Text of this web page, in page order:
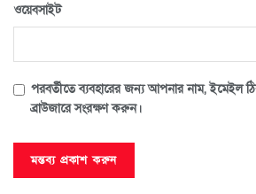
ওয়েবসাইট
পরবর্তীতে ব্যবহারের জন্য আপনার নাম, ইমেইল
ব্রাউজারে সংরক্ষণ করুন।